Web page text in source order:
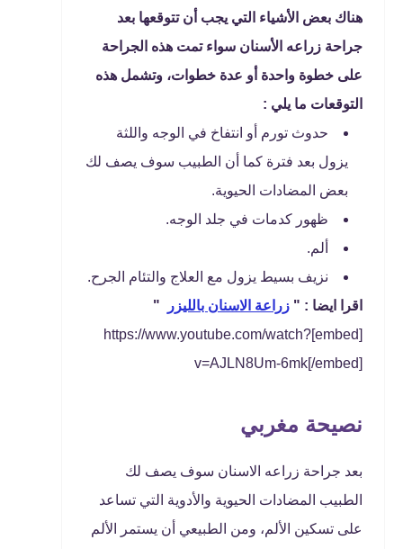
هناك بعض الأشياء التي يجب أن تتوقعها بعد
جراحة زراعه الأسنان سواء تمت هذه الجراحة
على خطوة واحدة أو عدة خطوات، وتشمل هذه
التوقعات ما يلي :
حدوث تورم أو انتفاخ في الوجه واللثة
يزول بعد فترة كما أن الطبيب سوف يصف لك
بعض المضادات الحيوية.
ظهور كدمات في جلد الوجه.
ألم.
نزيف بسيط يزول مع العلاج والتئام الجرح.
اقرا ايضا : " زراعة الاسنان بالليزر
"
[embed]https://www.youtube.com/watch?
v=AJLN8Um-6mk[/embed]
نصيحة مغربي
بعد جراحة زراعه الاسنان سوف يصف لك
الطبيب المضادات الحيوية والأدوية التي تساعد
على تسكين الألم، ومن الطبيعي أن يستمر الألم